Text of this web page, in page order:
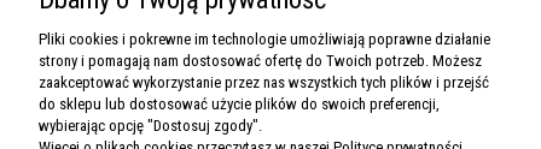
NIP: 5130284470
REGON: 5246591010
Pliki cookies i pokrewne im technologie umożliwiają poprawne działanie
strony i pomagają nam dostosować ofertę do Twoich potrzeb. Możesz
zaakceptować wykorzystanie przez nas wszystkich tych plików i przejść
do sklepu lub dostosować użycie plików do swoich preferencji,
wybierając opcję "Dostosuj zgody".